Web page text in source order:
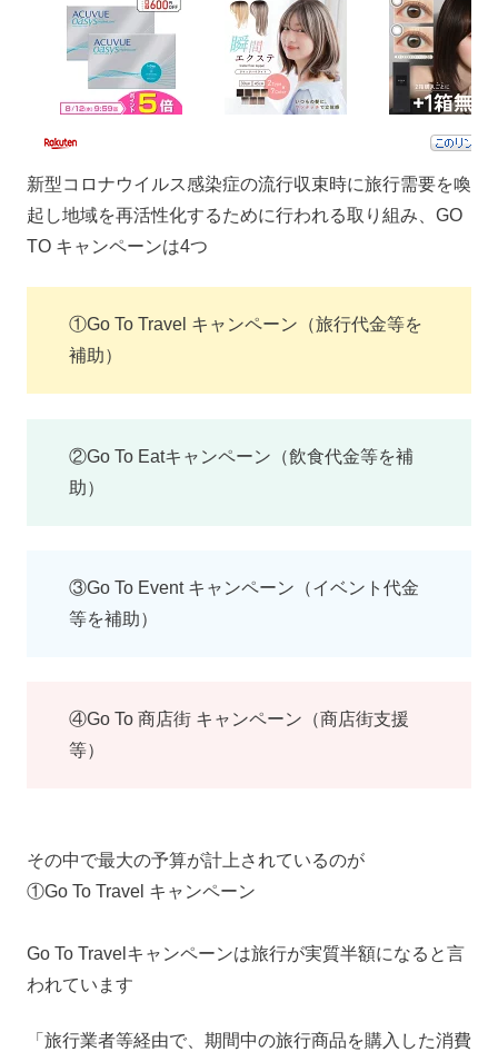
新型コロナウイルス感染症の流行収束時に旅行需要を喚
起し地域を再活性化するために行われる取り組み、GO
TO キャンペーンは4つ
①Go To Travel キャンペーン（旅行代金等を
補助）
②Go To Eatキャンペーン（飲食代金等を補
助）
③Go To Event キャンペーン（イベント代金
等を補助）
④Go To 商店街 キャンペーン（商店街支援
等）
その中で最大の予算が計上されているのが
①Go To Travel キャンペーン
Go To Travelキャンペーンは旅行が実質半額になると言
われています
「旅⾏業者等経由で、期間中の旅⾏商品を購⼊した消費